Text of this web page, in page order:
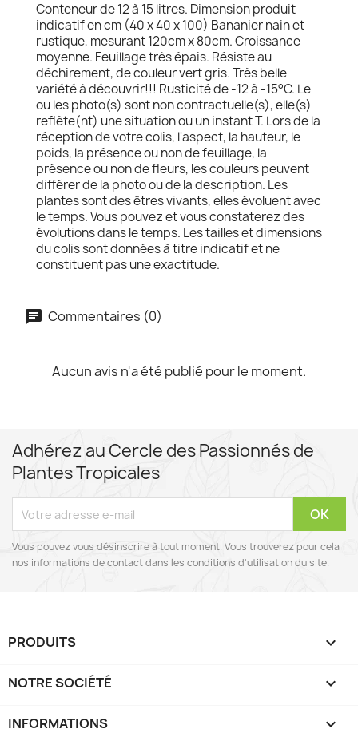
Conteneur de 12 à 15 litres. Dimension produit
indicatif en cm (40 x 40 x 100) Bananier nain et
rustique, mesurant 120cm x 80cm. Croissance
moyenne. Feuillage très épais. Résiste au
déchirement, de couleur vert gris. Très belle
variété à découvrir!!! Rusticité de -12 à -15°C. Le
ou les photo(s) sont non contractuelle(s), elle(s)
reflète(nt) une situation ou un instant T. Lors de la
réception de votre colis, l'aspect, la hauteur, le
poids, la présence ou non de feuillage, la
présence ou non de fleurs, les couleurs peuvent
différer de la photo ou de la description. Les
plantes sont des êtres vivants, elles évoluent avec
le temps. Vous pouvez et vous constaterez des
évolutions dans le temps. Les tailles et dimensions
du colis sont données à titre indicatif et ne
constituent pas une exactitude.
Commentaires (0)
Aucun avis n'a été publié pour le moment.
Adhérez au Cercle des Passionnés de
Plantes Tropicales
Vous pouvez vous désinscrire à tout moment. Vous trouverez pour cela
nos informations de contact dans les conditions d'utilisation du site.
PRODUITS 
NOTRE SOCIÉTÉ 
INFORMATIONS keyboard_arrow_down